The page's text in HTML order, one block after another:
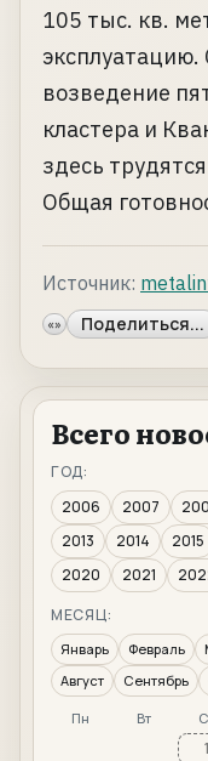
105 тыс. кв.
эксплуатацию.
возведение
кластера и
здесь
Общая
Источник:
«» Поделиться...
Всего
ГОД:
2006
2007
2013
2014 2015
2020
2021
МЕСЯЦ:
Январь Февраль
Август
Сентябрь
Пн Вт
1